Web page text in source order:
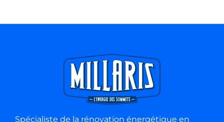
l’obtention des aides publiques.
celles et ceux qui doivent le comparer à l’achat
d’une chaudière fioul ou au gaz. Mais aujourd’hui
il est dangereux de ne comparer que le prix de
l’équipement sans y associer le prix de la
consommation d’énergie. La chaudière à pellets
Spécialiste de la rénovation énergétique en